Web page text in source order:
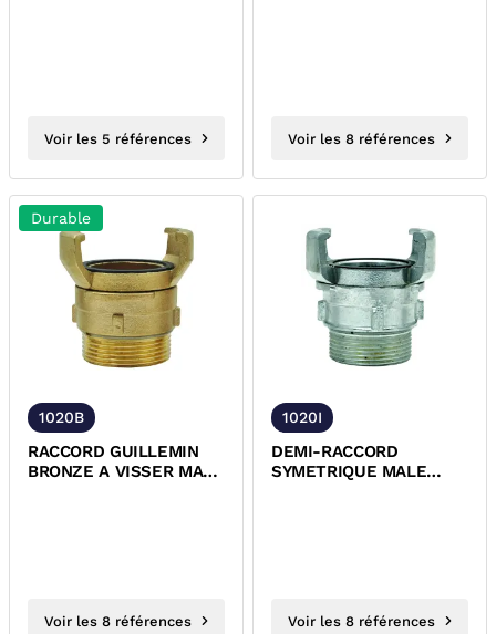
Voir les 5 références Voir les 8 références
Durable
1020B
RACCORD GUILLEMIN
BRONZE A VISSER MALE
Voir les 8 références
1020I
DEMI-RACCORD
SYMETRIQUE MALE
Voir les 8 références